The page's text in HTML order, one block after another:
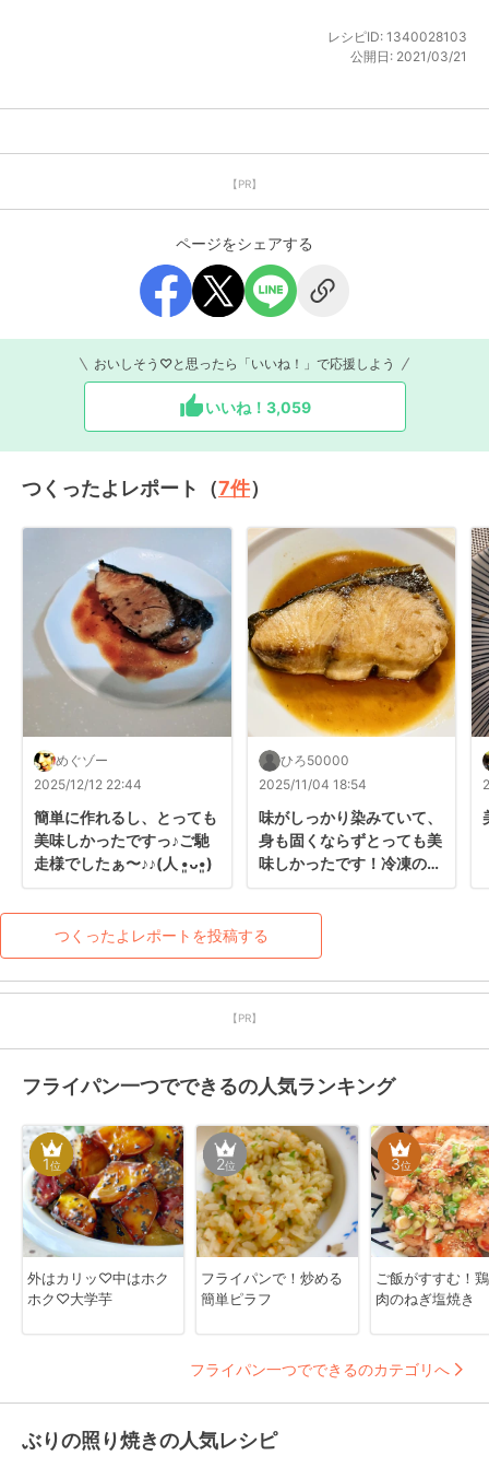
レシピID: 1340028103
公開日: 2021/03/21
【PR】
ページをシェアする
おいしそう♡と思ったら「いいね！」で応援しよう
いいね！ 3,059
つくったよレポート（7件）
めぐゾー
2025/12/12 22:44
簡単に作れるし、とっても
美味しかったですっ♪ご馳
走様でしたぁ〜♪♪(⁠人⁠ ⁠•͈⁠ᴗ⁠•͈⁠)
ひろ50000
2025/11/04 18:54
味がしっかり染みていて、
身も固くならずとっても美
味しかったです！冷凍のブ
しく作れるなんて凄い！
つくったよレポートを投稿する
【PR】
フライパン一つでできるの人気ランキング
1位
外はカリッ♡中はホク
ホク♡大学芋
2位
フライパンで！炒める
簡単ピラフ
3位
ご飯がすすむ！
肉のねぎ塩焼き
フライパン一つでできるのカテゴリへ
ぶりの照り焼きの人気レシピ